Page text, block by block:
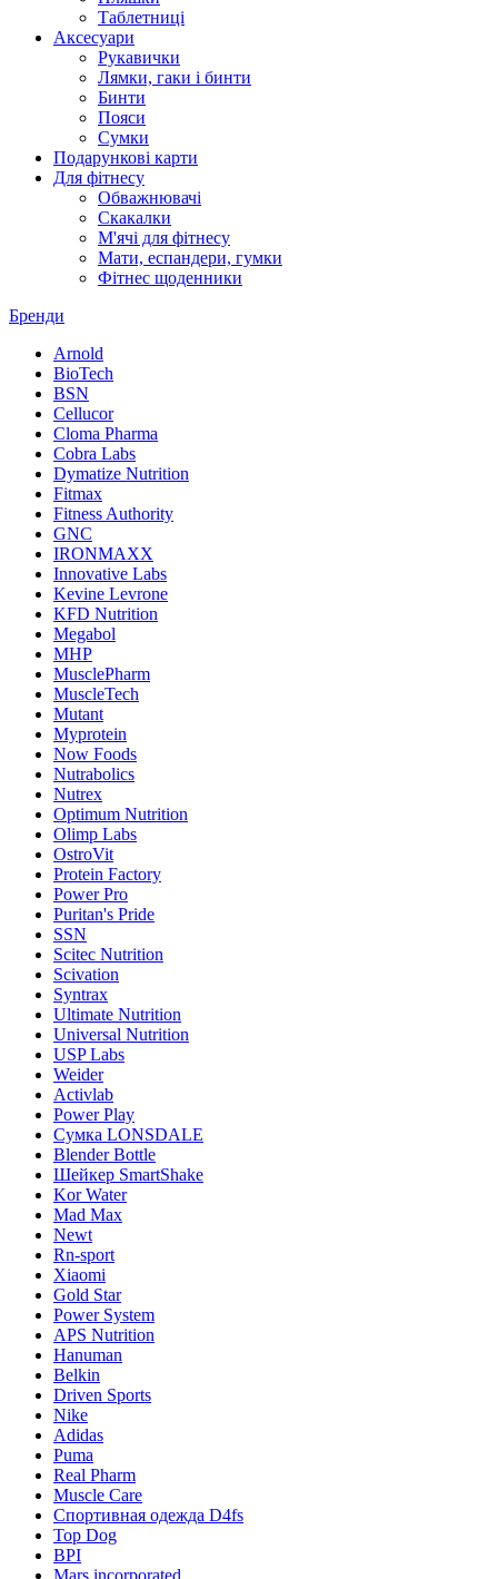
Таблетниці
Аксесуари
Рукавички
Лямки, гаки і бинти
Бинти
Пояси
Сумки
Подарункові карти
Для фітнесу
Обважнювачі
Скакалки
М'ячі для фітнесу
Мати, еспандери, гумки
Фітнес щоденники
Бренди
Arnold
BioTech
BSN
Cellucor
Cloma Pharma
Cobra Labs
Dymatize Nutrition
Fitmax
Fitness Authority
GNC
IRONMAXX
Innovative Labs
Kevine Levrone
KFD Nutrition
Megabol
MHP
MusclePharm
MuscleTech
Mutant
Myprotein
Now Foods
Nutrabolics
Nutrex
Optimum Nutrition
Olimp Labs
OstroVit
Protein Factory
Power Pro
Puritan's Pride
SSN
Scitec Nutrition
Scivation
Syntrax
Ultimate Nutrition
Universal Nutrition
USP Labs
Weider
Activlab
Power Play
Cумка LONSDALE
Blender Bottle
Шейкер SmartShake
Kor Water
Mad Max
Newt
Rn-sport
Xiaomi
Gold Star
Power System
APS Nutrition
Hanuman
Belkin
Driven Sports
Nike
Adidas
Puma
Real Pharm
Muscle Care
Cпортивная одежда D4fs
Top Dog
BPI
Mars incorporated